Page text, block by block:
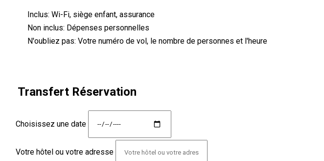
Inclus: Wi-Fi, siège enfant, assurance
Non inclus: Dépenses personnelles
N'oubliez pas: Votre numéro de vol, le nombre de personnes et l'heure
Transfert Réservation
Choisissez une date
Votre hôtel ou votre adresse